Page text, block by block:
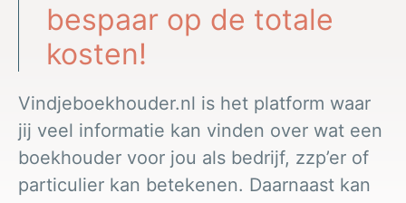
bespaar op de totale
kosten!
Vindjeboekhouder.nl is het platform waar
jij veel informatie kan vinden over wat een
boekhouder voor jou als bedrijf, zzp’er of
particulier kan betekenen. Daarnaast kan